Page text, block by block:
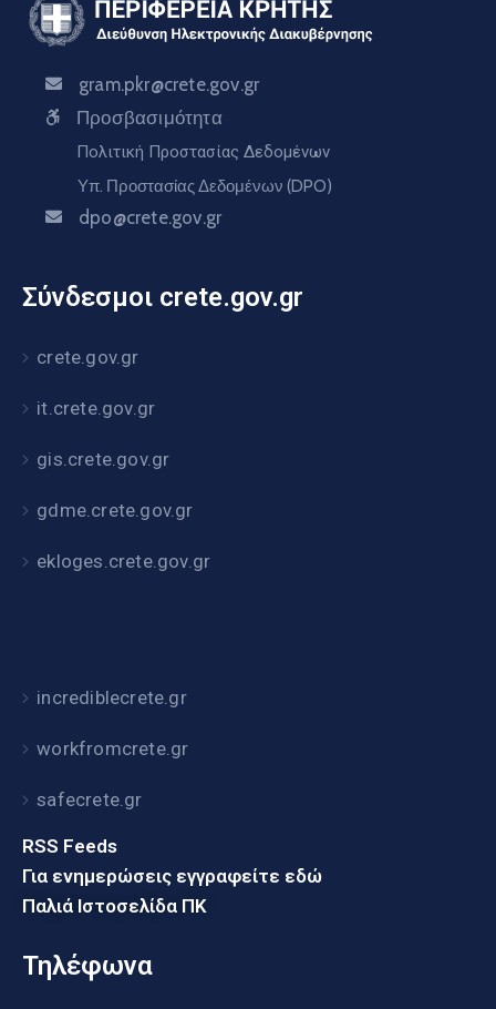
gram.pkr@crete.gov.gr
Προσβασιμότητα
Πολιτική Προστασίας Δεδομένων
Υπ. Προστασίας Δεδομένων (DPO)
dpo@crete.gov.gr
Σύνδεσμοι crete.gov.gr
crete.gov.gr
it.crete.gov.gr
gis.crete.gov.gr
gdme.crete.gov.gr
ekloges.crete.gov.gr
incrediblecrete.gr
workfromcrete.gr
safecrete.gr
RSS Feeds
Για ενημερώσεις εγγραφείτε εδώ
Παλιά Ιστοσελίδα ΠΚ
Τηλέφωνα